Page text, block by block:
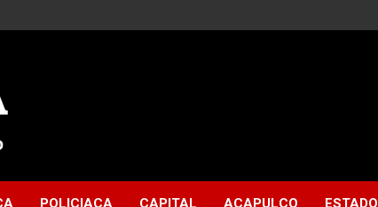
POLICIACA CAPITAL ACAPULCO ESTADO